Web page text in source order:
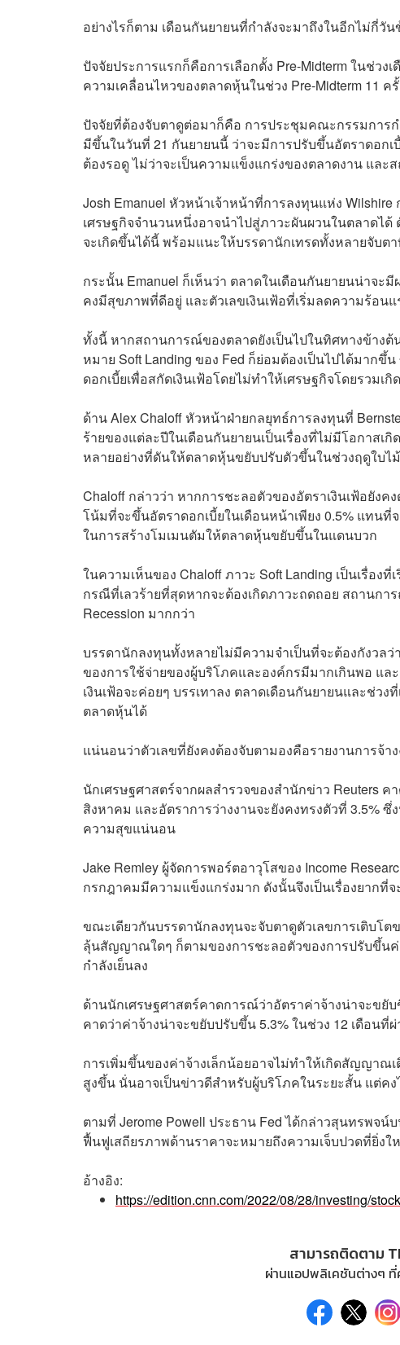
อย่างไรก็ตาม เดือนกันยายนที่กำลังจะมาถึงในอีกไม่กี่
ปัจจัยประการแรกก็คือการเลือกตั้ง Pre-Midterm ในช่วง
ความเคลื่อนไหวของตลาดหุ้นในช่วง Pre-Midterm 11 ค
ปัจจัยที่ต้องจับตาดูต่อมาก็คือ การประชุมคณะกรรมการก
มีขึ้นในวันที่ 21 กันยายนนี้ ว่าจะมีการปรับขึ้นอัตราดอก
ต้องรอดู ไม่ว่าจะเป็นความแข็งแกร่งของตลาดงาน แล
Josh Emanuel หัวหน้าเจ้าหน้าที่การลงทุนแห่ง
เศรษฐกิจจำนวนหนึ่งอาจนำไปสู่ภาวะผันผวนในตลาด
จะเกิดขึ้นได้นี้ พร้อมแนะให้บรรดานักเทรดทั้งหลายจับต
กระนั้น Emanuel ก็เห็นว่า ตลาดในเดือนกันยายนน่าจ
คงมีสุขภาพที่ดีอยู่ และตัวเลขเงินเฟ้อที่เริ่มลดความร้อนแ
ทั้งนี้ หากสถานการณ์ของตลาดยังเป็นไปในทิศทางข้างต้
หมาย Soft Landing ของ Fed ก็ย่อมต้องเป็นไปได้มาก
ดอกเบี้ยเพื่อสกัดเงินเฟ้อโดยไม่ทำให้เศรษฐกิจโดยรวมเ
ด้าน Alex Chaloff หัวหน้าฝ่ายกลยุทธ์การลงทุนที่
ร้ายของแต่ละปีในเดือนกันยายนเป็นเรื่องที่ไม่มีโอกาส
หลายอย่างที่ดันให้ตลาดหุ้นขยับปรับตัวขึ้นในช่วงฤดูใบไ
Chaloff กล่าวว่า หากการชะลอตัวของอัตราเงินเฟ้อยัง
โน้มที่จะขึ้นอัตราดอกเบี้ยในเดือนหน้าเพียง 0.5% แทนที่
ในการสร้างโมเมนตัมให้ตลาดหุ้นขยับขึ้นในแดนบวก
ในความเห็นของ Chaloff ภาวะ Soft Landing เป็นเรื่อ
กรณีที่เลวร้ายที่สุดหากจะต้องเกิดภาวะถดถอย สถานกา
Recession มากกว่า
บรรดานักลงทุนทั้งหลายไม่มีความจำเป็นที่จะต้องกังวล
ของการใช้จ่ายของผู้บริโภคและองค์กรมีมากเกินพอ แล
เงินเฟ้อจะค่อยๆ บรรเทาลง ตลาดเดือนกันยายนและช่ว
ตลาดหุ้นได้
แน่นอนว่าตัวเลขที่ยังคงต้องจับตามองคือรายงานการจ้
นักเศรษฐศาสตร์จากผลสำรวจของสำนักข่าว Reuters
สิงหาคม และอัตราการว่างงานจะยังคงทรงตัวที่ 3.5%
ความสุขแน่นอน
Jake Remley ผู้จัดการพอร์ตอาวุโสของ Income
กรกฎาคมมีความแข็งแกร่งมาก ดังนั้นจึงเป็นเรื่องยากที่
ขณะเดียวกันบรรดานักลงทุนจะจับตาดูตัวเลขการเติบโ
ลุ้นสัญญาณใดๆ ก็ตามของการชะลอตัวของการปรับขึ้นค่
กำลังเย็นลง
ด้านนักเศรษฐศาสตร์คาดการณ์ว่าอัตราค่าจ้างน่าจะขยั
คาดว่าค่าจ้างน่าจะขยับปรับขึ้น 5.3% ในช่วง 12 เดือน
การเพิ่มขึ้นของค่าจ้างเล็กน้อยอาจไม่ทำให้เกิดสัญญาณ
สูงขึ้น นั่นอาจเป็นข่าวดีสำหรับผู้บริโภคในระยะสั้น แต่ค
ตามที่ Jerome Powell ประธาน Fed ได้กล่าวสุนทรพจน์บ
ฟื้นฟูเสถียรภาพด้านราคาจะหมายถึงความเจ็บปวดที่ยิ่งใ
อ้างอิง:
https://edition.cnn.com/2022/08/28/investing/
สามารถติดตาม
ผ่านแอปพลิเคชันต่างๆ